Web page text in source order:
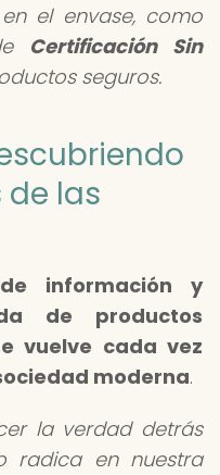
el envase, como
Certificación Sin
seguros.
las
información y
de productos
vuelve cada vez
moderna.
la verdad detrás
radica en nuestra